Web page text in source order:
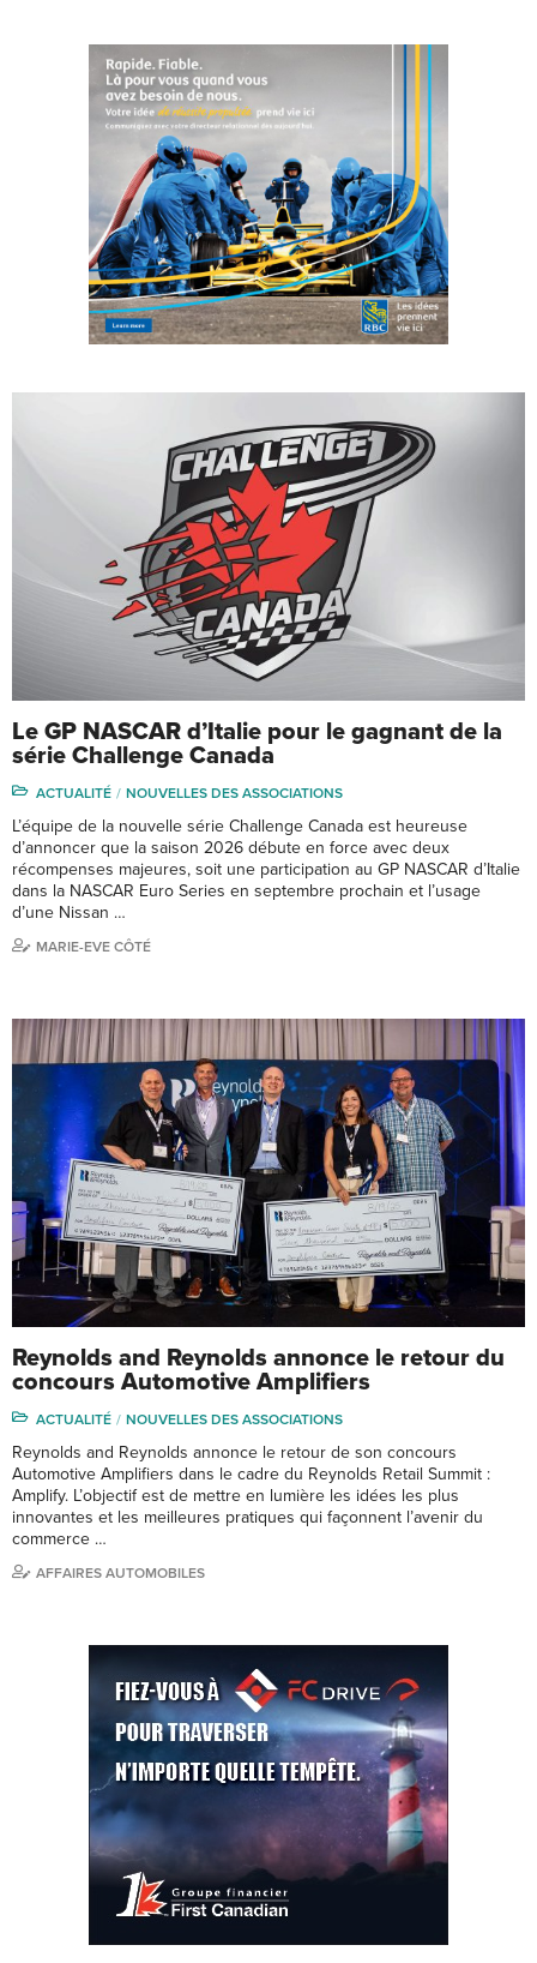
Le GP NASCAR d’Italie pour le gagnant de la
série Challenge Canada
ACTUALITÉ NOUVELLES DES ASSOCIATIONS
L’équipe de la nouvelle série Challenge Canada est heureuse
d’annoncer que la saison 2026 débute en force avec deux
récompenses majeures, soit une participation au GP NASCAR d’Italie
dans la NASCAR Euro Series en septembre prochain et l’usage
d’une Nissan …
MARIE-EVE CÔTÉ
Reynolds and Reynolds annonce le retour du
concours Automotive Amplifiers
ACTUALITÉ NOUVELLES DES ASSOCIATIONS
Reynolds and Reynolds annonce le retour de son concours
Automotive Amplifiers dans le cadre du Reynolds Retail Summit :
Amplify. L’objectif est de mettre en lumière les idées les plus
innovantes et les meilleures pratiques qui façonnent l’avenir du
commerce …
AFFAIRES AUTOMOBILES